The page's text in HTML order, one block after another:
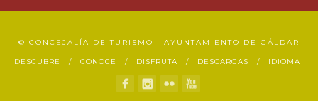
© CONCEJALÍA DE TURISMO • AYUNTAMIENTO DE GÁLDAR
DESCUBRE CONOCE DISFRUTA DESCARGAS IDIOMA